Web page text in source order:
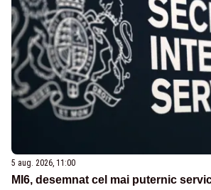
5 aug. 2026, 11:00
MI6, desemnat cel mai puternic